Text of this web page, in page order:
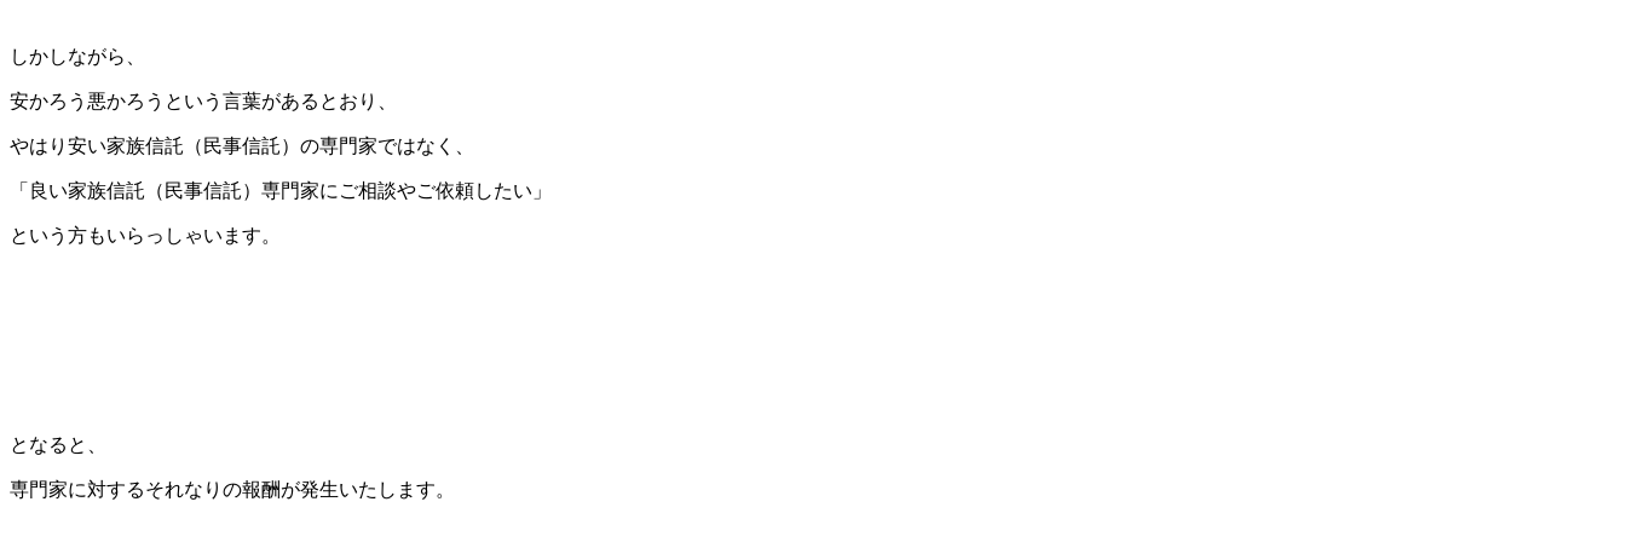
しかしながら、
安かろう悪かろうという言葉があるとおり、
やはり安い家族信託（民事信託）の専門家ではなく、
「良い家族信託（民事信託）専門家にご相談やご依頼したい」
という方もいらっしゃいます。
となると、
専門家に対するそれなりの報酬が発生いたします。